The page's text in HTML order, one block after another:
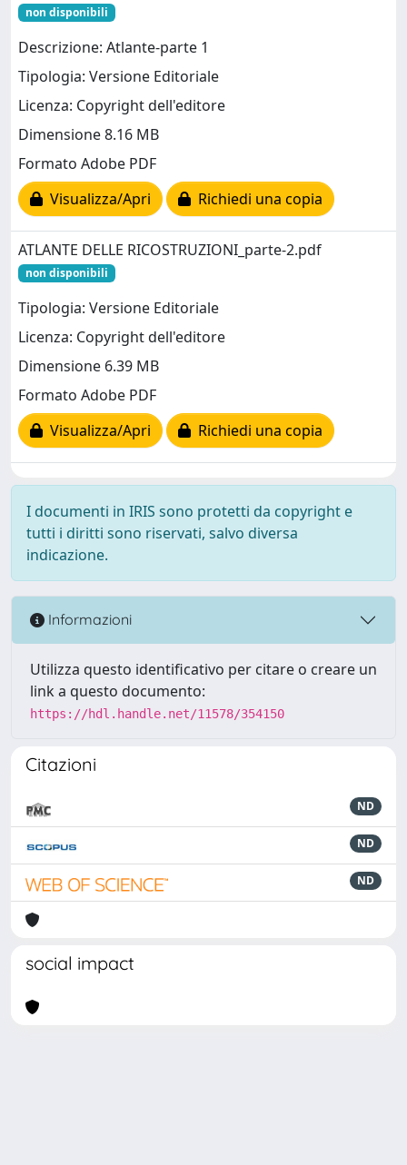
non disponibili
Descrizione: Atlante-parte 1
Tipologia: Versione Editoriale
Licenza: Copyright dell'editore
Dimensione 8.16 MB
Formato Adobe PDF
Visualizza/Apri
Richiedi una copia
ATLANTE DELLE RICOSTRUZIONI_parte-2.pdf
non disponibili
Tipologia: Versione Editoriale
Licenza: Copyright dell'editore
Dimensione 6.39 MB
Formato Adobe PDF
Visualizza/Apri
Richiedi una copia
I documenti in IRIS sono protetti da copyright e
tutti i diritti sono riservati, salvo diversa
indicazione.
Informazioni
Utilizza questo identificativo per citare o creare un
link a questo documento:
https://hdl.handle.net/11578/354150
Citazioni
ND
ND
ND
social impact